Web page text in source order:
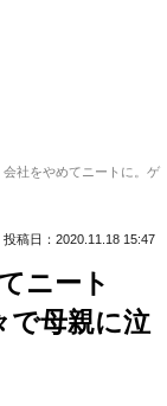
会社をやめてニートに。ゲ
投稿日：2020.11.18 15:47
ニート
で母親に泣